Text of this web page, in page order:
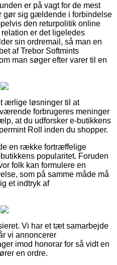
er på vagt for de mest
gør sig gældende i forbindelse
den returpolitik online
er det ligeledes
sin ordremail, så man en
af Trebor Softmints
man søger efter varer til en
ærlige løsninger til at
forbrugeres meninger
at du udforsker e-butikkens
Roll inden du shopper.
en række fortræffelige
popularitet. Foruden
folk kan formulere en
som på samme måde må
et indtryk af
Vi har et tæt samarbejde
vi annoncerer
imod honorar for så vidt en
en ordre.